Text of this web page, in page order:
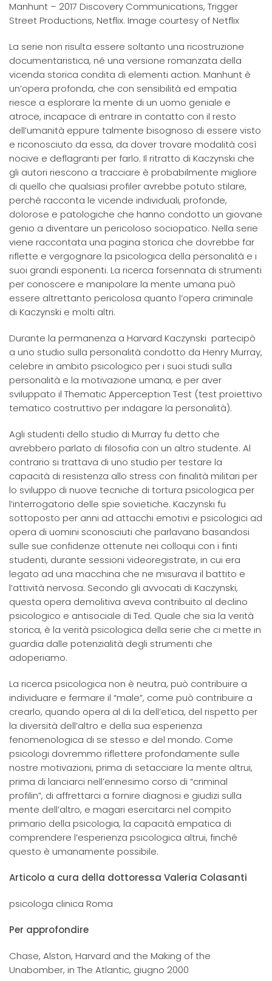
Manhunt – 2017 Discovery Communications, Trigger
Street Productions, Netflix. Image courtesy of Netflix
La serie non risulta essere soltanto una ricostruzione
documentaristica, né una versione romanzata della
vicenda storica condita di elementi action. Manhunt è
un’opera profonda, che con sensibilità ed empatia
riesce a esplorare la mente di un uomo geniale e
atroce, incapace di entrare in contatto con il resto
dell’umanità eppure talmente bisognoso di essere visto
e riconosciuto da essa, da dover trovare modalità così
nocive e deflagranti per farlo. Il ritratto di Kaczynski che
gli autori riescono a tracciare è probabilmente migliore
di quello che qualsiasi profiler avrebbe potuto stilare,
perché racconta le vicende individuali, profonde,
dolorose e patologiche che hanno condotto un giovane
genio a diventare un pericoloso sociopatico. Nella serie
viene raccontata una pagina storica che dovrebbe far
riflette e vergognare la psicologica della personalità e i
suoi grandi esponenti. La ricerca forsennata di strumenti
per conoscere e manipolare la mente umana può
essere altrettanto pericolosa quanto l’opera criminale
di Kaczynski e molti altri.
Durante la permanenza a Harvard Kaczynski partecipò
a uno studio sulla personalità condotto da Henry Murray,
celebre in ambito psicologico per i suoi studi sulla
personalità e la motivazione umana, e per aver
sviluppato il Thematic Apperception Test (test proiettivo
tematico costruttivo per indagare la personalità).
Agli studenti dello studio di Murray fu detto che
avrebbero parlato di filosofia con un altro studente. Al
contrario si trattava di uno studio per testare la
capacità di resistenza allo stress con finalità militari per
lo sviluppo di nuove tecniche di tortura psicologica per
l’interrogatorio delle spie sovietiche. Kaczynski fu
sottoposto per anni ad attacchi emotivi e psicologici ad
opera di uomini sconosciuti che parlavano basandosi
sulle sue confidenze ottenute nei colloqui con i finti
studenti, durante sessioni videoregistrate, in cui era
legato ad una macchina che ne misurava il battito e
l’attività nervosa. Secondo gli avvocati di Kaczynski,
questa opera demolitiva aveva contribuito al declino
psicologico e antisociale di Ted. Quale che sia la verità
storica, è la verità psicologica della serie che ci mette in
guardia dalle potenzialità degli strumenti che
adoperiamo.
La ricerca psicologica non è neutra, può contribuire a
individuare e fermare il “male”, come può contribuire a
crearlo, quando opera al di la dell’etica, del rispetto per
la diversità dell’altro e della sua esperienza
fenomenologica di se stesso e del mondo. Come
psicologi dovremmo riflettere profondamente sulle
nostre motivazioni, prima di setacciare la mente altrui,
prima di lanciarci nell’ennesimo corso di “criminal
profilin”, di affrettarci a fornire diagnosi e giudizi sulla
mente dell’altro, e magari esercitarci nel compito
primario della psicologia, la capacità empatica di
comprendere l’esperienza psicologica altrui, finché
questo è umanamente possibile.
Articolo a cura della dottoressa Valeria Colasanti
psicologa clinica Roma
Per approfondire
Chase, Alston, Harvard and the Making of the
Unabomber, in The Atlantic, giugno 2000